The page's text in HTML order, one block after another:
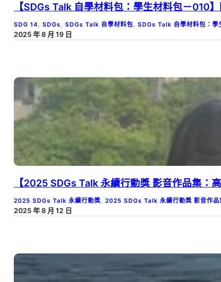
【SDGs Talk 自學材料包：學生材料包－010
SDG 14 SDGs SDGs Talk 自學材料包 SDGs Talk 自學材料包：學
2025 年 8 月 19 日
【2025 SDGs Talk 永續行動獎 影音作品集：
2025 SDGs Talk 永續行動獎, 2025 SDGs Talk 永續行動獎 影音作品
2025 年 8 月 12 日